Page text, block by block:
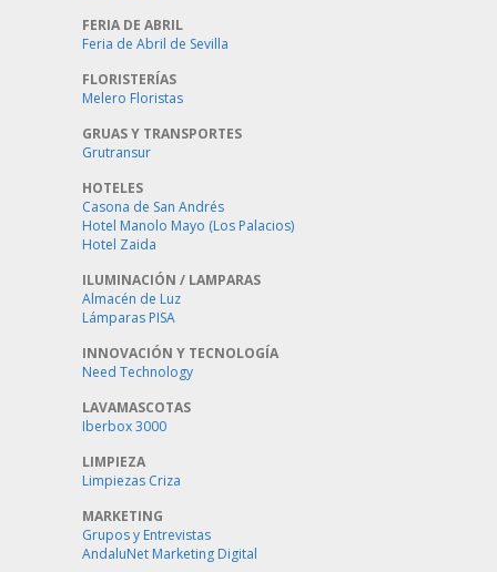
FERIA DE ABRIL
Feria de Abril de Sevilla
FLORISTERÍAS
Melero Floristas
GRUAS Y TRANSPORTES
Grutransur
HOTELES
Casona de San Andrés
Hotel Manolo Mayo (Los Palacios)
Hotel Zaida
ILUMINACIÓN / LAMPARAS
Almacén de Luz
Lámparas PISA
INNOVACIÓN Y TECNOLOGÍA
Need Technology
LAVAMASCOTAS
Iberbox 3000
LIMPIEZA
Limpiezas Criza
MARKETING
Grupos y Entrevistas
AndaluNet Marketing Digital